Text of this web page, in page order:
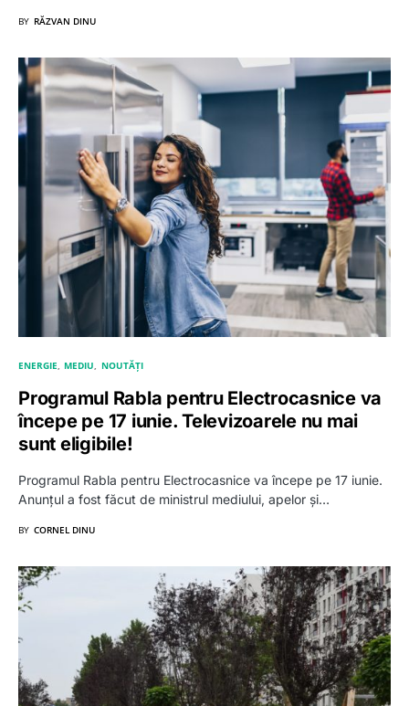
BY RĂZVAN DINU
ENERGIE MEDIU NOUTĂȚI
Programul Rabla pentru Electrocasnice va
începe pe 17 iunie. Televizoarele nu mai
sunt eligibile!
Programul Rabla pentru Electrocasnice va începe pe 17 iunie.
Anunțul a fost făcut de ministrul mediului, apelor și…
BY CORNEL DINU